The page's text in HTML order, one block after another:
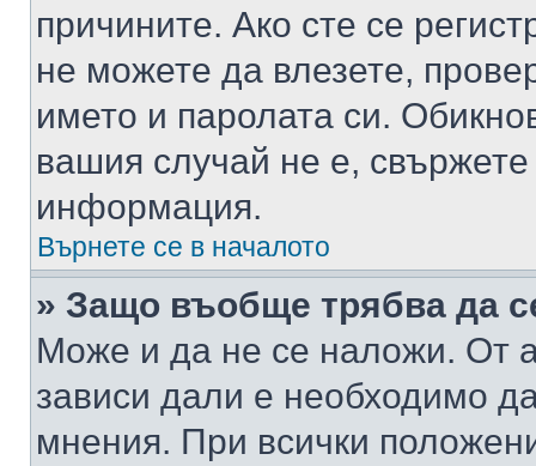
причините. Ако сте се
не можете да влезете,
името и паролата си.
вашия случай не е,
информация.
Върнете се в началото
» Защо въобще трябва да
Може и да не се наложи. От
зависи дали е необходимо
мнения. При всички